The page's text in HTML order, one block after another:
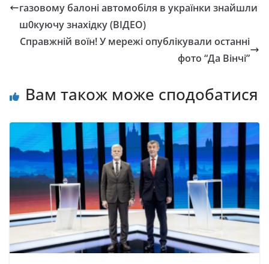
газовому балоні автомобіля в українки знайшли
ш0куючу знахідку (ВІДЕО)
Справжній воїн! У мережі опублікували останні
фото “Да Вінчі”
Вам також може сподобатися